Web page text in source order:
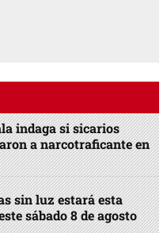
indaga si sicarios
a narcotraficante en
sin luz estará esta
sábado 8 de agosto